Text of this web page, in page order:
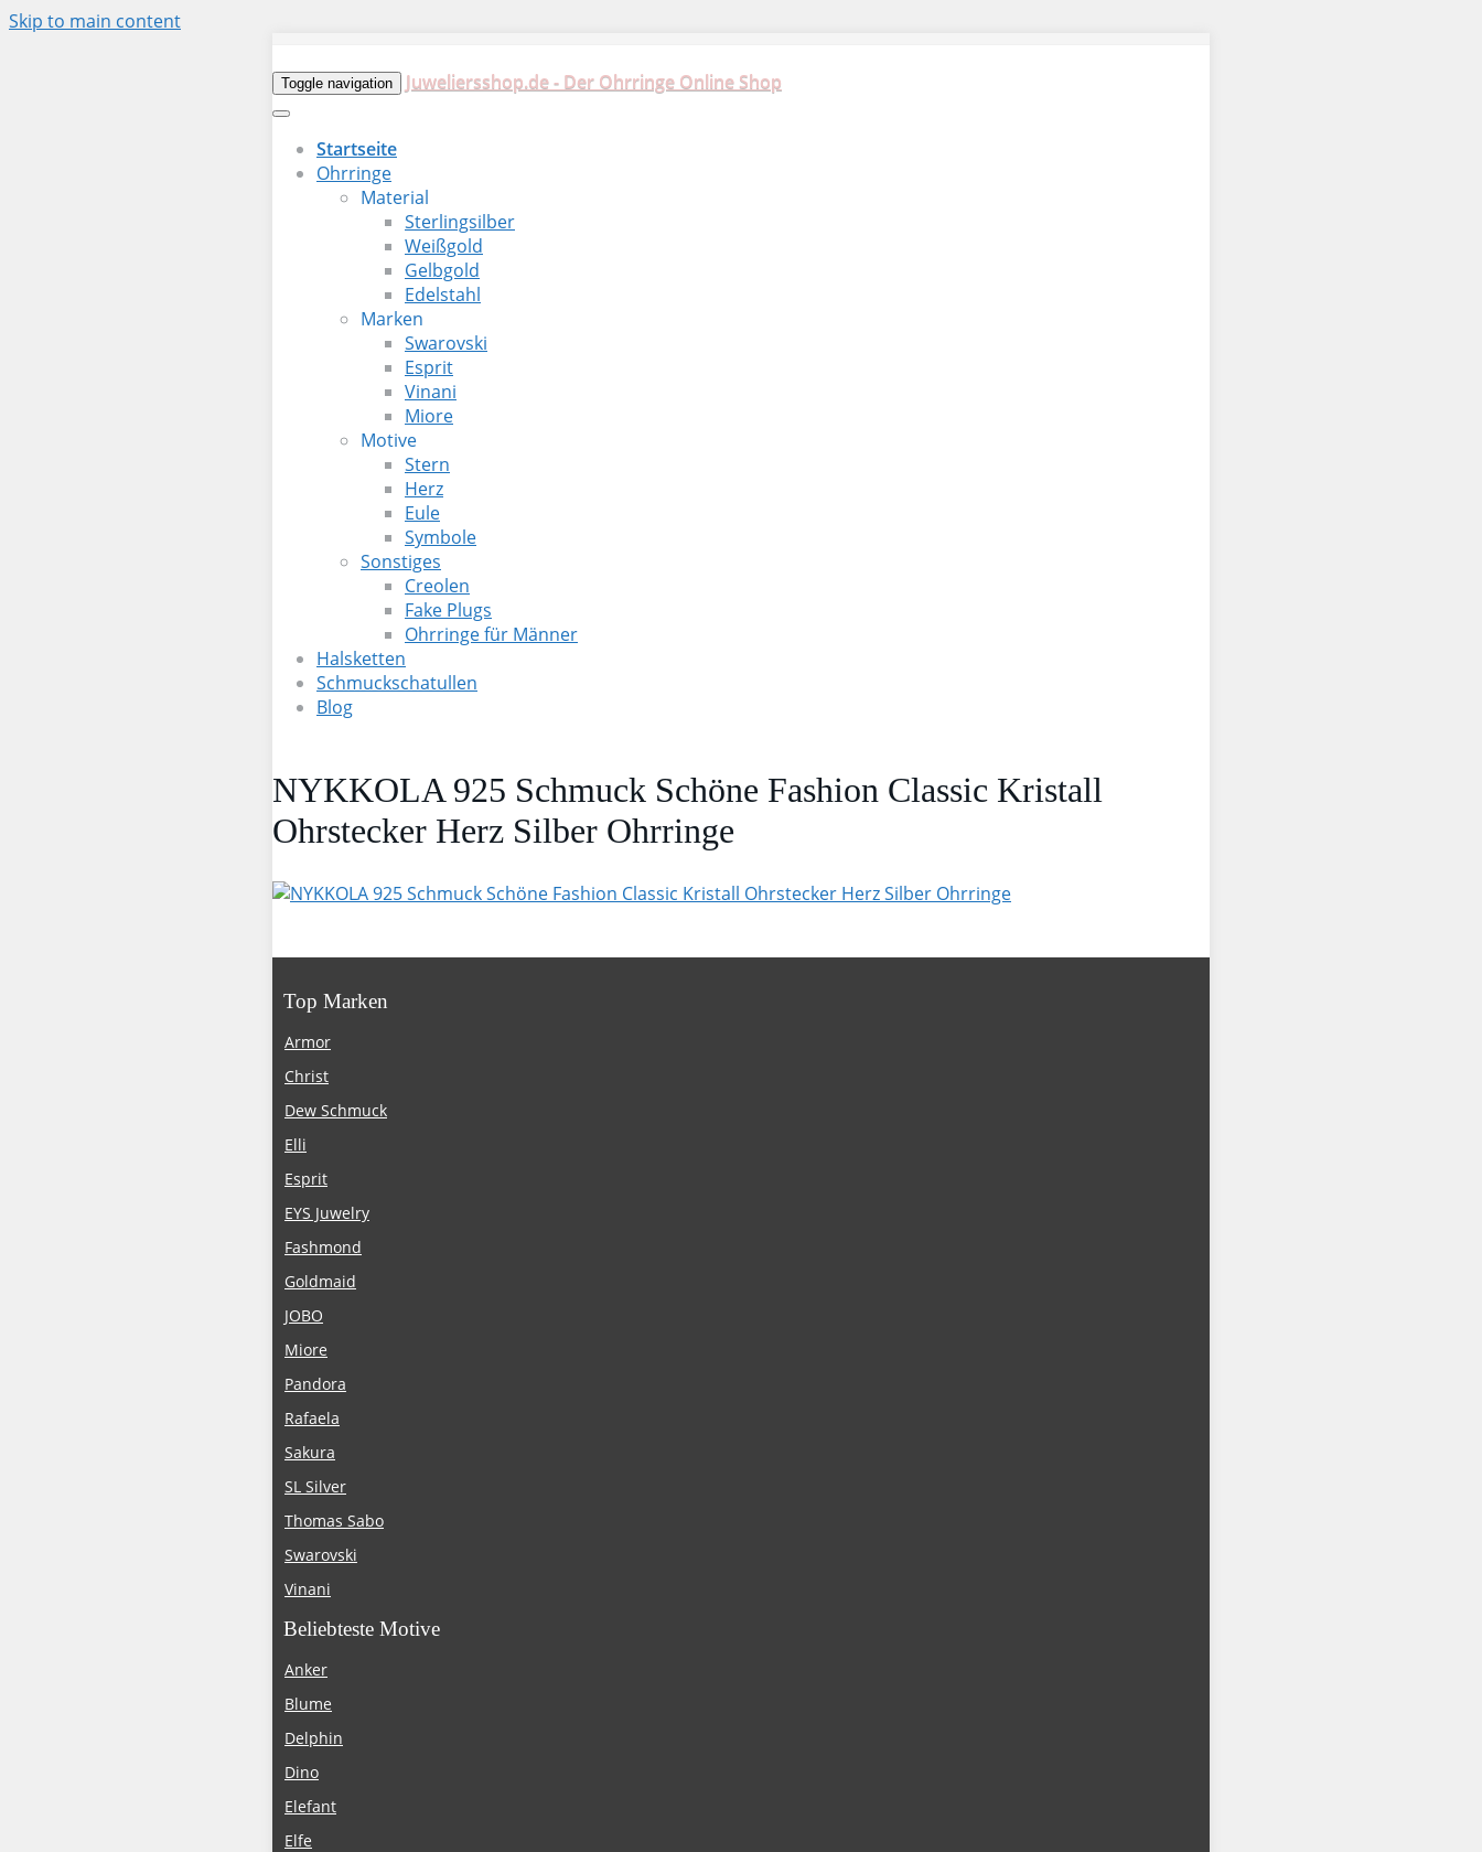
Skip to main content
Toggle navigation Juweliersshop.de - Der Ohrringe Online Shop
Startseite
Ohrringe
Material
Sterlingsilber
Weißgold
Gelbgold
Edelstahl
Marken
Swarovski
Esprit
Vinani
Miore
Motive
Stern
Herz
Eule
Symbole
Sonstiges
Creolen
Fake Plugs
Ohrringe für Männer
Halsketten
Schmuckschatullen
Blog
NYKKOLA 925 Schmuck Schöne Fashion Classic Kristall
Ohrstecker Herz Silber Ohrringe
Top Marken
Armor
Christ
Dew Schmuck
Elli
Esprit
EYS Juwelry
Fashmond
Goldmaid
JOBO
Miore
Pandora
Rafaela
Sakura
SL Silver
Thomas Sabo
Swarovski
Vinani
Beliebteste Motive
Anker
Blume
Delphin
Dino
Elefant
Elfe